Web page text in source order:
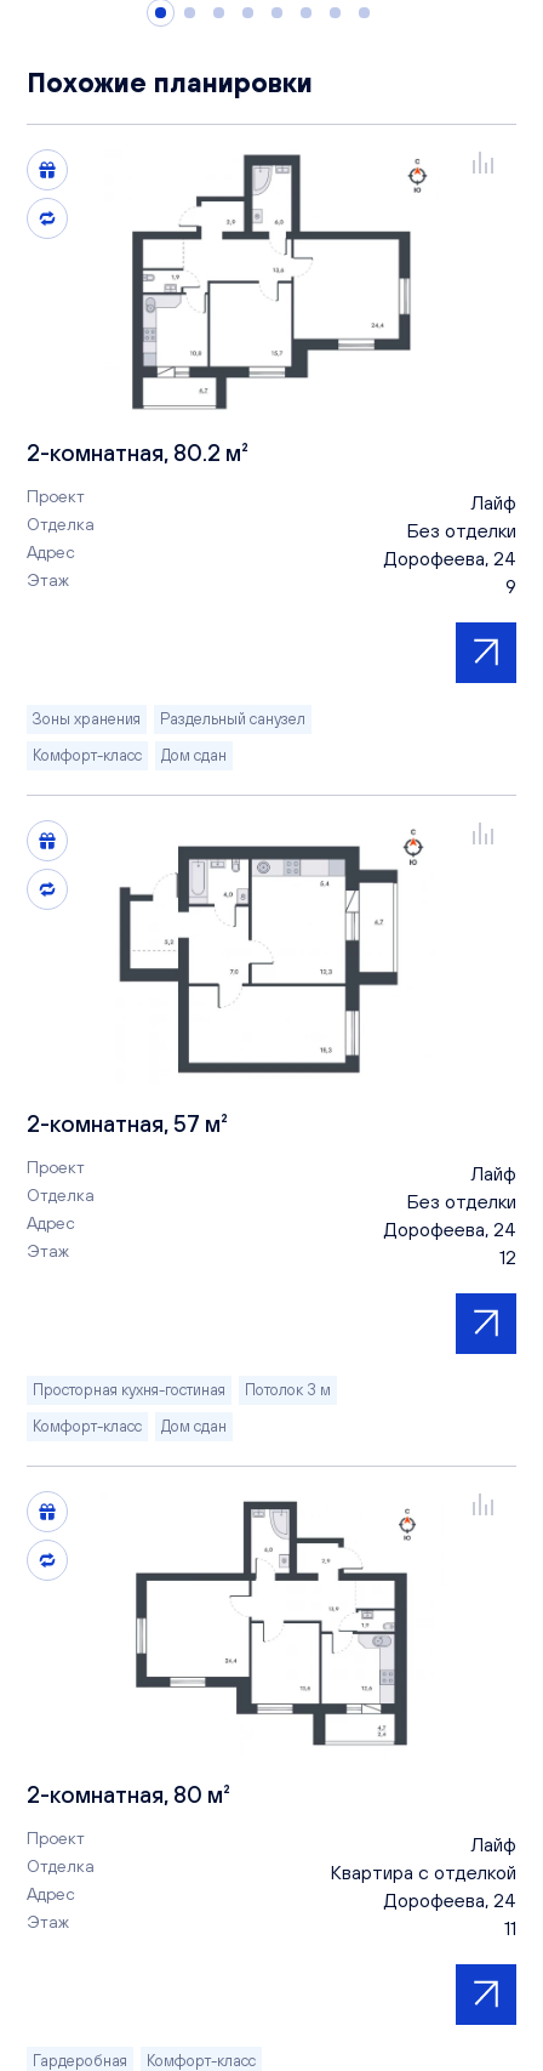
Похожие планировки
2-комнатная, 80.2 м²
Проект Лайф
Отделка Без отделки
Адрес Дорофеева, 24
Этаж 9
Зоны хранения
Раздельный санузел
Комфорт-класс
Дом сдан
2-комнатная, 57 м²
Проект Лайф
Отделка Без отделки
Адрес Дорофеева, 24
Этаж 12
Просторная кухня-гостиная
Потолок 3 м
Комфорт-класс
Дом сдан
2-комнатная, 80 м²
Проект Лайф
Отделка Квартира с отделкой
Адрес Дорофеева, 24
Этаж 11
Гардеробная Комфорт-класс